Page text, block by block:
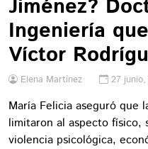
Jiménez?
Ingeniería
Víctor
Elena Martínez 27
María Felicia aseguró que
limitaron al aspecto físico,
violencia psicológica,